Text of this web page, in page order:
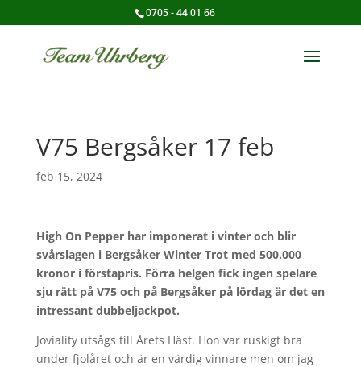
0705 - 44 01 66
V75 Bergsåker 17 feb
feb 15, 2024
High On Pepper har imponerat i vinter och blir
svårslagen i Bergsåker Winter Trot med 500.000
kronor i förstapris. Förra helgen fick ingen spelare
sju rätt på V75 och på Bergsåker på lördag är det en
intressant dubbeljackpot.
Joviality utsågs till Årets Häst. Hon var ruskigt bra
under fjolåret och är en värdig vinnare men om jag